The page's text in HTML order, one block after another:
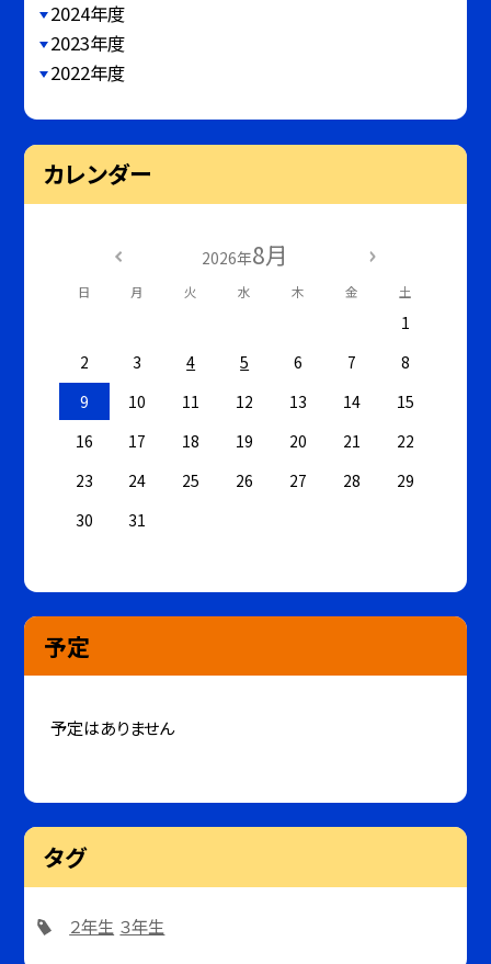
2024年度
2023年度
2022年度
カレンダー
2026年8月
日 月 火 水 木 金 土
1
2
3 4 5 6 7
8
9
10 11 12 13 14
15
16
17 18 19 20 21
22
23
24 25 26 27 28
29
30
31
予定
予定はありません
タグ
２年生 ３年生